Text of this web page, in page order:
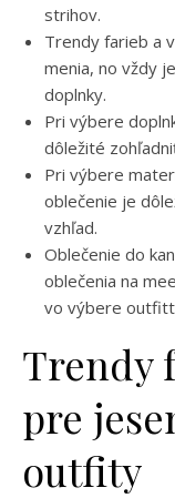
strihov.
Trendy farieb a
menia, no vždy
doplnky.
Pri výbere
dôležité
Pri výbere
oblečenie je
vzhľad.
Oblečenie do
oblečenia na
vo výbere
Trendy
pre
outfity